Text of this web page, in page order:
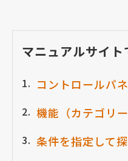
マニュアルサイ
コントロールパ
機能（カテゴリ
条件を指定して